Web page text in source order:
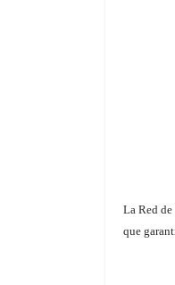
La Red
que